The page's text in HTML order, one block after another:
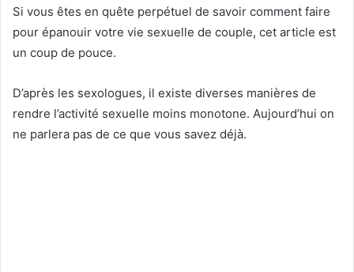
Si vous êtes en quête perpétuel de savoir comment faire
pour épanouir votre vie sexuelle de couple, cet article est
un coup de pouce.
D’après les sexologues, il existe diverses manières de
rendre l’activité sexuelle moins monotone. Aujourd’hui on
ne parlera pas de ce que vous savez déjà.